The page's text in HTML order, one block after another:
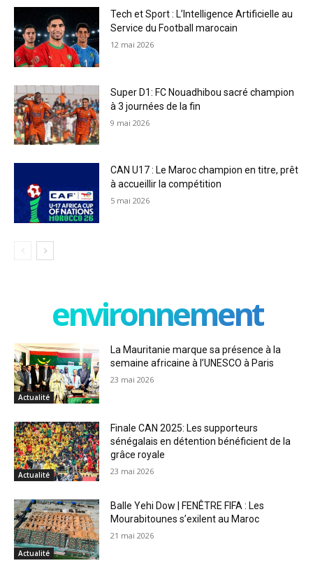
Tech et Sport : L’Intelligence Artificielle au
Service du Football marocain
12 mai 2026
Super D1: FC Nouadhibou sacré champion
à 3 journées de la fin
9 mai 2026
CAN U17 : Le Maroc champion en titre, prêt
à accueillir la compétition
5 mai 2026
environnement
Actualité
La Mauritanie marque sa présence à la
semaine africaine à l’UNESCO à Paris
23 mai 2026
Actualité
Finale CAN 2025: Les supporteurs
sénégalais en détention bénéficient de la
grâce royale
23 mai 2026
Actualité
Balle Yehi Dow | FENÊTRE FIFA : Les
Mourabitounes s’exilent au Maroc
21 mai 2026